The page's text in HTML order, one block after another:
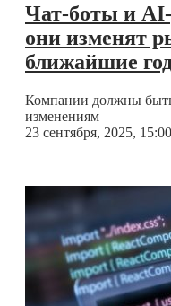
Чат-боты и
они изменят
ближайшие
Компании должны быть
изменениям
23 сентября, 2025, 15:00